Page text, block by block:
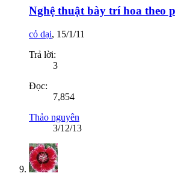
Nghệ thuật bày trí hoa theo
cỏ dại, 15/1/11
Trả lời:
3
Đọc:
7,854
Thảo nguyên
3/12/13